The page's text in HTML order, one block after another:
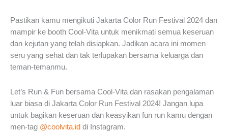
Pastikan kamu mengikuti Jakarta Color Run Festival 2024 dan
mampir ke booth Cool-Vita untuk menikmati semua keseruan
dan kejutan yang telah disiapkan. Jadikan acara ini momen
seru yang sehat dan tak terlupakan bersama keluarga dan
teman-temanmu.
Let’s Run & Fun bersama Cool-Vita dan rasakan pengalaman
luar biasa di Jakarta Color Run Festival 2024! Jangan lupa
untuk bagikan keseruan dan keasyikan fun run kamu dengan
men-tag @coolvita.id di Instagram.